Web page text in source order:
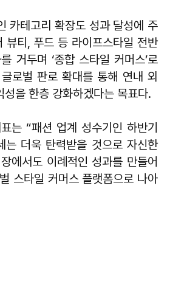
카테고리 확장도 성과 달성에 주
뷰티, 푸드 등 라이프스타일 전반
거두며 ‘종합 스타일 커머스’로
로벌 판로 확대를 통해 연내 외
성을 한층 강화하겠다는 목표다.
는 “패션 업계 성수기인 하반기
는 더욱 탄력받을 것으로 자신한
에서도 이례적인 성과를 만들어
스타일 커머스 플랫폼으로 나아